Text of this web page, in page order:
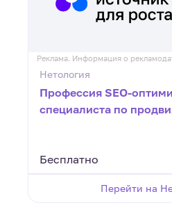
Реклама. Информация о
Нетология
Профессия SEO-
специалиста по
Бесплатно
Перейти на